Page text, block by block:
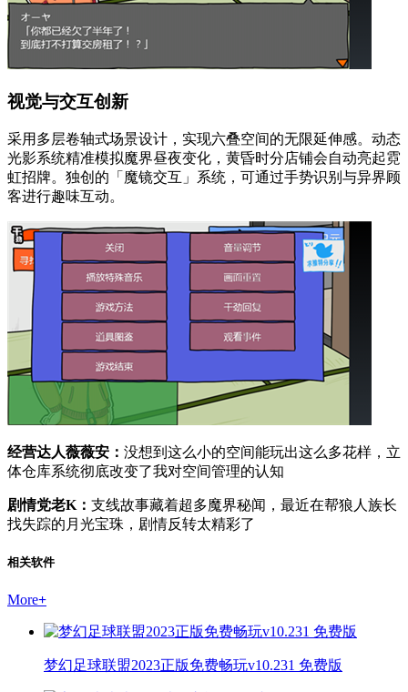
视觉与交互创新
采用多层卷轴式场景设计，实现六叠空间的无限延伸感。动态
光影系统精准模拟魔界昼夜变化，黄昏时分店铺会自动亮起霓
虹招牌。独创的「魔镜交互」系统，可通过手势识别与异界顾
客进行趣味互动。
经营达人薇薇安： 没想到这么小的空间能玩出这么多花样，立
体仓库系统彻底改变了我对空间管理的认知
剧情党老K： 支线故事藏着超多魔界秘闻，最近在帮狼人族长
找失踪的月光宝珠，剧情反转太精彩了
相关软件
More+
梦幻足球联盟2023正版免费畅玩v10.231 免费版